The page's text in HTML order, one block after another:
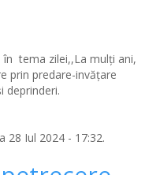
tema zilei,,La mulți ani,
prin predare-invățare
deprinderi.
28 Iul 2024 - 17:32.